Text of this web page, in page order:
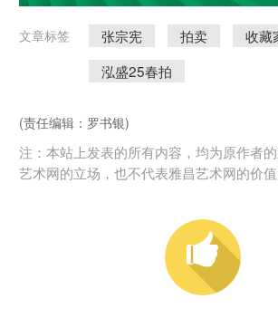
文章标签 张宗宪 拍卖
收藏
泓盛25春拍
(责任编辑：罗书银)
注：本站上发表的所有内容，均为原作者
艺术网的立场，也不代表雅昌艺术网的价值